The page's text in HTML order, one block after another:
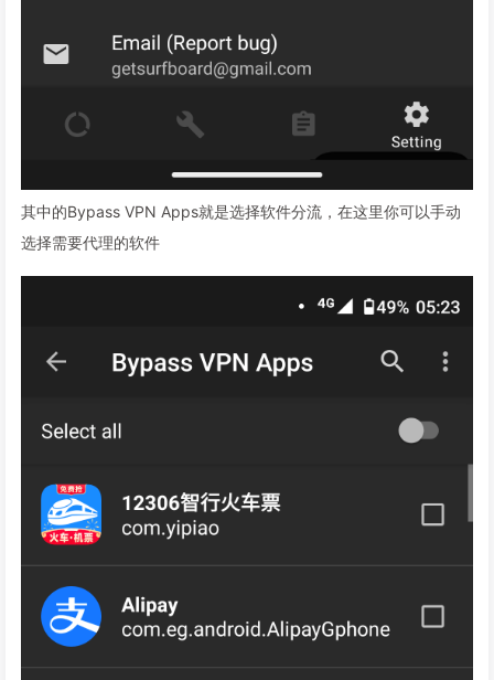
其中的Bypass VPN Apps就是选择软件分流，在这里你可以手动
选择需要代理的软件